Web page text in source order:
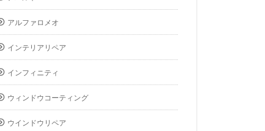
アルファロメオ
インテリアリペア
インフィニティ
ウィンドウコーティング
ウインドウリペア